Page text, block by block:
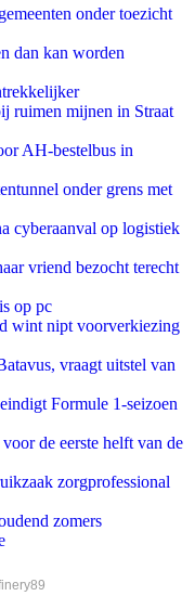
onder toezicht
dan kan worden
ruimen mijnen in Straat
AH-bestelbus in
onder grens met
cyberaanval op logistiek
vriend bezocht terecht
op pc
wint nipt voorverkiezing
vraagt uitstel van
Formule 1-seizoen
de eerste helft van de
zorgprofessional
zomers